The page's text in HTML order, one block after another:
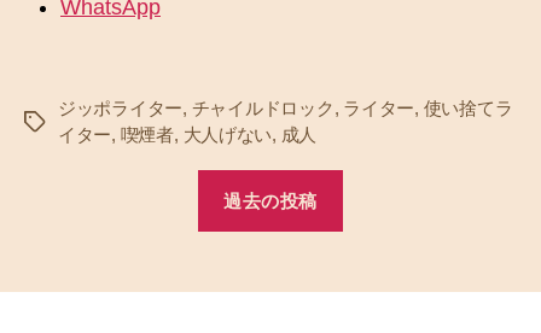
WhatsApp
タ
ジッポライター, チャイルドロック, ライター, 使い捨てラ
イター, 喫煙者, 大人げない, 成人
過去の投稿